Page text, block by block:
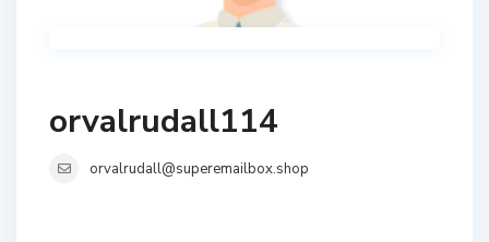
orvalrudall114
orvalrudall@superemailbox.shop